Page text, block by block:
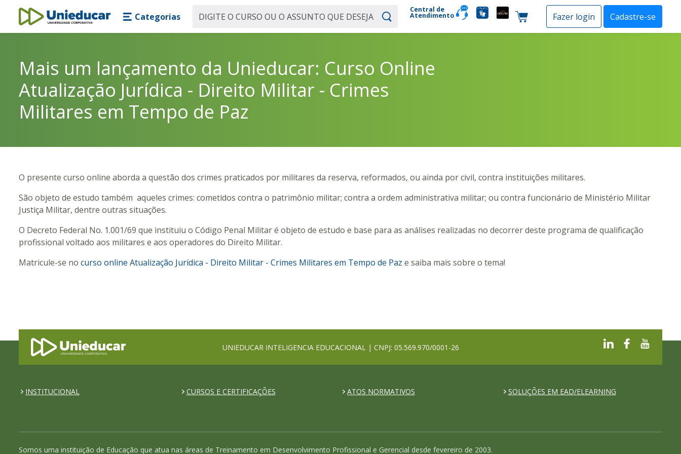
Skip main navigation
Skip to main content
Unieducar
Categorias
Central de
Atendimento Carrinho de compras
Fazer login Cadastre-se
Mais um lançamento da Unieducar: Curso Online
Atualização Jurídica - Direito Militar - Crimes
Militares em Tempo de Paz
O presente curso online aborda a questão dos crimes praticados por militares da reserva, reformados, ou ainda por civil, contra instituições militares.
São objeto de estudo também aqueles crimes: cometidos contra o patrimônio militar; contra a ordem administrativa militar; ou contra funcionário de Ministério Militar
Justiça Militar, dentre outras situações.
O Decreto Federal No. 1.001/69 que instituiu o Código Penal Militar é objeto de estudo e base para as análises realizadas no decorrer deste programa de qualificação
profissional voltado aos militares e aos operadores do Direito Militar.
Matricule-se no curso online Atualização Jurídica - Direito Militar - Crimes Militares em Tempo de Paz e saiba mais sobre o tema!
UNIEDUCAR INTELIGENCIA EDUCACIONAL | CNPJ: 05.569.970/0001-26
INSTITUCIONAL CURSOS E CERTIFICAÇÕES ATOS NORMATIVOS SOLUÇÕES EM EAD/ELEARNING
Somos uma instituição de Educação que atua nas áreas de Treinamento em Desenvolvimento Profissional e Gerencial desde fevereiro de 2003.